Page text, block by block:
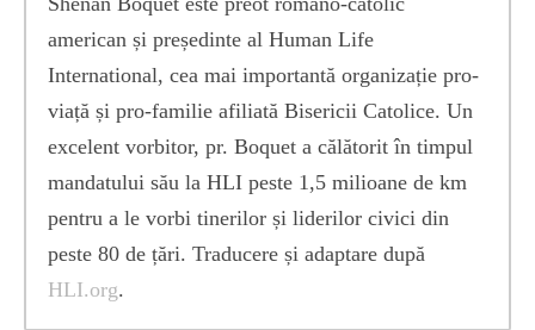
american și președinte al Human Life
International, cea mai importantă organizație pro-
viață și pro-familie afiliată Bisericii Catolice. Un
excelent vorbitor, pr. Boquet a călătorit în timpul
mandatului său la HLI peste 1,5 milioane de km
pentru a le vorbi tinerilor și liderilor civici din
peste 80 de țări. Traducere și adaptare după
HLI.org.